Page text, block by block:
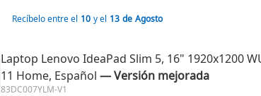
Recíbelo entre el 10 y el 13 de Agosto
Laptop Lenovo IdeaPad Slim 5, 16" 1920x1200
11 Home, Español ― Versión mejorada
83DC007YLM-V1